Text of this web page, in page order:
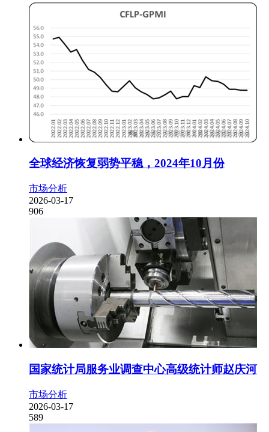
全球经济恢复弱势平稳，2024年10月份
市场分析
2026-03-17
906
国家统计局服务业调查中心高级统计师赵庆河
市场分析
2026-03-17
589